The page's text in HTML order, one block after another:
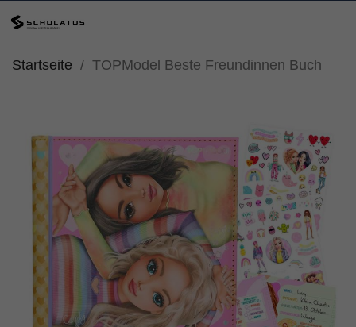
Startseite TOPModel Beste Freundinnen Buch